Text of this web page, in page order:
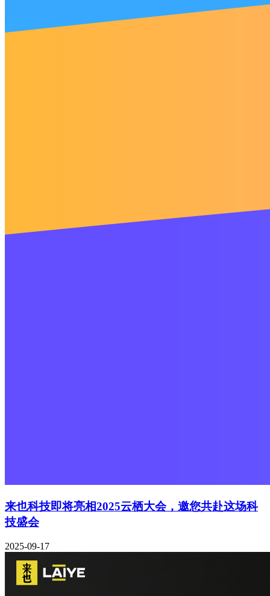
来也科技即将亮相2025云栖大会，邀您共赴这场科
技盛会
2025-09-17